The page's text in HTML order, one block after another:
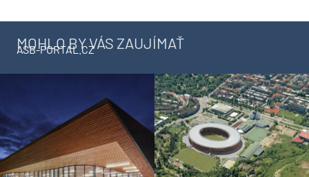
MOHLO BY VÁS ZAUJÍMAŤ
ASB-PORTAL.CZ